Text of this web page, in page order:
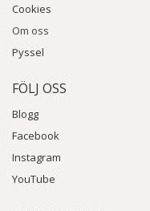
Cookies
Om oss
Pyssel
FÖLJ OSS
Blogg
Facebook
Instagram
YouTube